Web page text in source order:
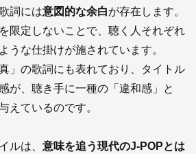
詞には意図的な余白が存在します。
限定しないことで、聴く人それぞれ
うな仕掛けが施されています。
」の歌詞にも表れており、タイトル
が、聴き手に一種の「違和感」と
えているのです。
ルは、 意味を追う現代のJ-POPとは